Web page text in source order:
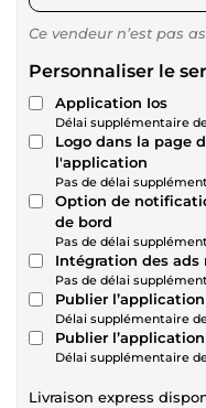
Ce vendeur n’est pas
Personnaliser le
Application Ios
Délai supplémentaire
Logo dans la page
l'application
Pas de délai
Option de
de bord
Pas de délai
Intégration des ads
Pas de délai
Publier
Délai supplémentaire
Publier
Délai supplémentaire
Livraison express